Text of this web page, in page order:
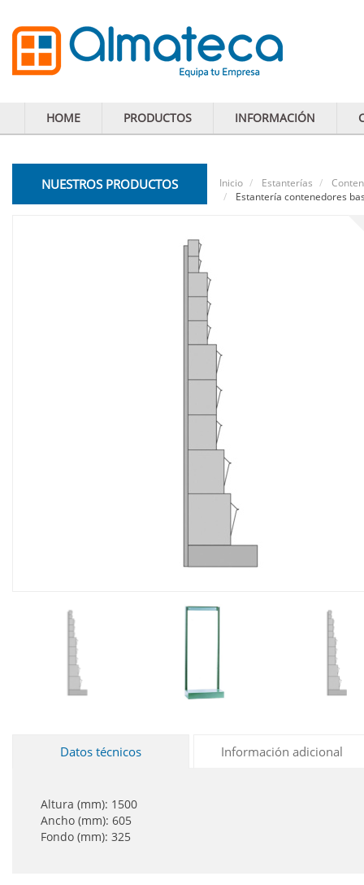
HOME PRODUCTOS INFORMACIÓN
NUESTROS PRODUCTOS Inicio Estanterías
Estantería contenedores
Datos técnicos Información adicional
Altura (mm): 1500
Ancho (mm): 605
Fondo (mm): 325